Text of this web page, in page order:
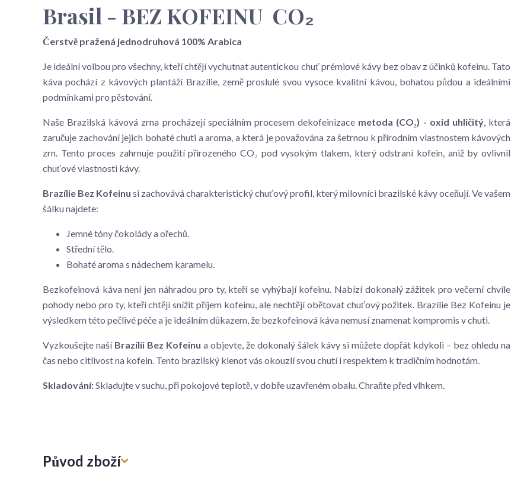
Brasil - BEZ KOFEINU CO₂
Čerstvě pražená jednodruhová 100% Arabica
Je ideální volbou pro všechny, kteří chtějí vychutnat autentickou chuť prémiové kávy bez obav z účinků kofeinu. Tato
káva pochází z kávových plantáží Brazílie, země proslulé svou vysoce kvalitní kávou, bohatou půdou a ideálními
podmínkami pro pěstování.
Naše Brazilská kávová zrna procházejí speciálním procesem dekofeinizace metoda (CO₂) - oxid uhličitý, která
zaručuje zachování jejich bohaté chuti a aroma, a která je považována za šetrnou k přírodním vlastnostem kávových
zrn. Tento proces zahrnuje použití přirozeného CO₂ pod vysokým tlakem, který odstraní kofein, aniž by ovlivnil
chuťové vlastnosti kávy.
Brazílie Bez Kofeinu si zachovává charakteristický chuťový profil, který milovníci brazilské kávy oceňují. Ve vašem
šálku najdete:
Jemné tóny čokolády a ořechů.
Střední tělo.
Bohaté aroma s nádechem karamelu.
Bezkofeinová káva není jen náhradou pro ty, kteří se vyhýbají kofeinu. Nabízí dokonalý zážitek pro večerní chvíle
pohody nebo pro ty, kteří chtějí snížit příjem kofeinu, ale nechtějí obětovat chuťový požitek. Brazílie Bez Kofeinu je
výsledkem této pečlivé péče a je ideálním důkazem, že bezkofeinová káva nemusí znamenat kompromis v chuti.
Vyzkoušejte naší Brazílii Bez Kofeinu a objevte, že dokonalý šálek kávy si můžete dopřát kdykoli – bez ohledu na
čas nebo citlivost na kofein. Tento brazilský klenot vás okouzlí svou chutí i respektem k tradičním hodnotám.
Skladování:Skladujte v suchu, při pokojové teplotě, v dobře uzavřeném obalu. Chraňte před vlhkem.
Původ zboží